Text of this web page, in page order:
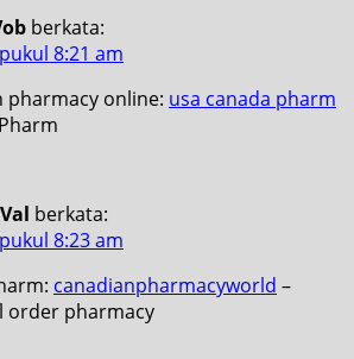
berkata:
8:21 am
pharmacy online: usa canada pharm
berkata:
8:23 am
canadianpharmacyworld –
order pharmacy